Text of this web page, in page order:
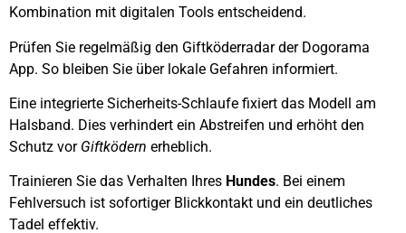
Kombination mit digitalen Tools entscheidend.
Prüfen Sie regelmäßig den Giftköderradar der Dogorama
App. So bleiben Sie über lokale Gefahren informiert.
Eine integrierte Sicherheits-Schlaufe fixiert das Modell am
Halsband. Dies verhindert ein Abstreifen und erhöht den
Schutz vor Giftködern erheblich.
Trainieren Sie das Verhalten Ihres Hundes. Bei einem
Fehlversuch ist sofortiger Blickkontakt und ein deutliches
Tadel effektiv.